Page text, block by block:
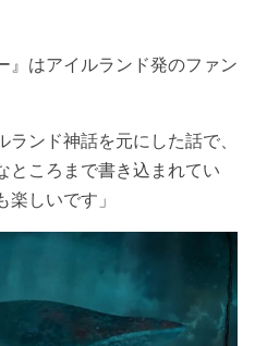
』はアイルランド発のファン
ンド神話を元にした話で、
ところまで書き込まれてい
しいです」